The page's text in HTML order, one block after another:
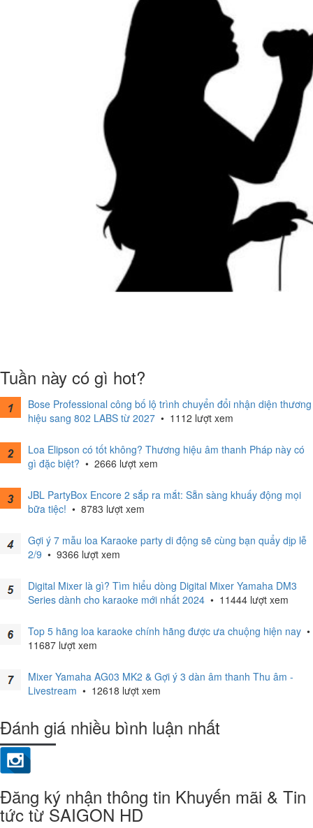
Tuần này có gì hot?
Bose Professional công bố lộ trình chuyển đổi nhận diện thương
hiệu sang 802 LABS từ 2027 • 1112 lượt xem
Loa Elipson có tốt không? Thương hiệu âm thanh Pháp này có
gì đặc biệt? • 2666 lượt xem
JBL PartyBox Encore 2 sắp ra mắt: Sẵn sàng khuấy động mọi
bữa tiệc! • 8783 lượt xem
Gợi ý 7 mẫu loa Karaoke party di động sẽ cùng bạn quẩy dịp lễ
2/9 • 9366 lượt xem
Digital Mixer là gì? Tìm hiểu dòng Digital Mixer Yamaha DM3
Series dành cho karaoke mới nhất 2024 • 11444 lượt xem
Top 5 hãng loa karaoke chính hãng được ưa chuộng hiện nay •
11687 lượt xem
Mixer Yamaha AG03 MK2 & Gợi ý 3 dàn âm thanh Thu âm -
Livestream • 12618 lượt xem
Đánh giá nhiều bình luận nhất
Đăng ký nhận thông tin Khuyến mãi & Tin
tức từ SAIGON HD